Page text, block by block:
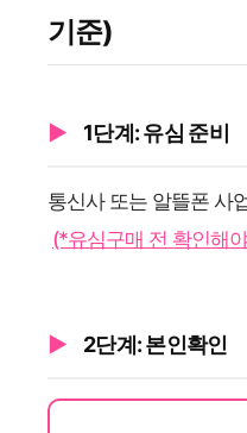
기준)
1단계: 유심 준비
통신사 또는 알뜰폰 사
(*유심구매 전 확인해
2단계: 본인확인